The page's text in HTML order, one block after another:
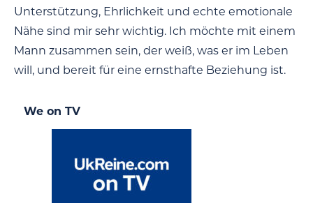
Unterstützung, Ehrlichkeit und echte emotionale
Nähe sind mir sehr wichtig. Ich möchte mit einem
Mann zusammen sein, der weiß, was er im Leben
will, und bereit für eine ernsthafte Beziehung ist.
We on TV